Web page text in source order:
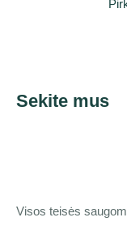
Sekite mus
Visos teisės